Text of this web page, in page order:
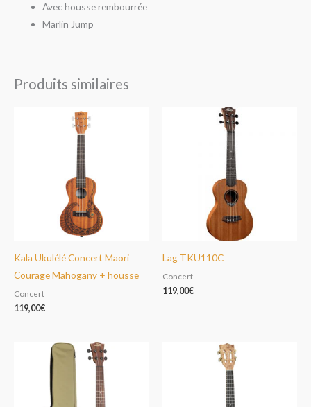
Avec housse rembourrée
Marlin Jump
Produits similaires
Kala Ukulélé Concert Maori
Courage Mahogany + housse
Concert
119,00€
Lag TKU110C
Concert
119,00€